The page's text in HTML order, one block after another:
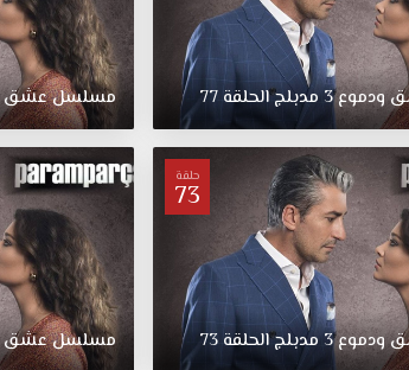
ودموع3 مدبلجالحلقة77 مسلسلعشق
حلقة
73
ودموع3 مدبلجالحلقة73 مسلسلعشق